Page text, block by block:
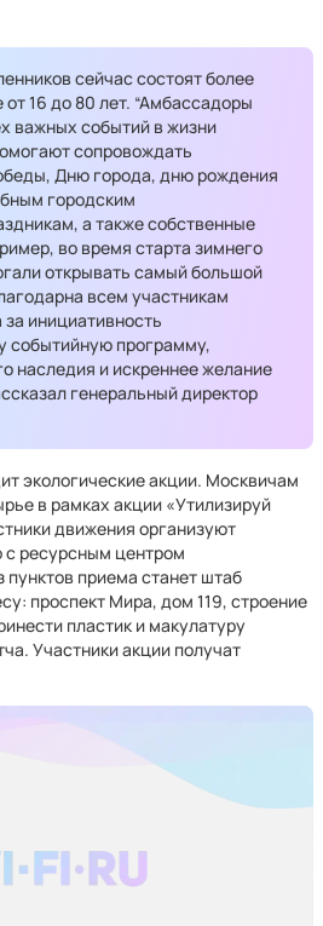
сейчас состоят более
16 до 80 лет. “Амбассадоры
важных событий в жизни
сопровождать
Дню города, дню рождения
городским
а также собственные
во время старта зимнего
открывать самый большой
всем участникам
инициативность
событийную программу,
наследия и искреннее желание
генеральный директор
экологические акции. Москвичам
в рамках акции «Утилизируй
движения организуют
с ресурсным центром
приема станет штаб
проспект Мира, дом 119, строение
пластик и макулатуру
Участники акции получат